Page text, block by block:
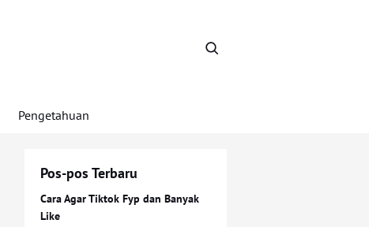
Pengetahuan
Pos-pos Terbaru
Cara Agar Tiktok Fyp dan Banyak
Like